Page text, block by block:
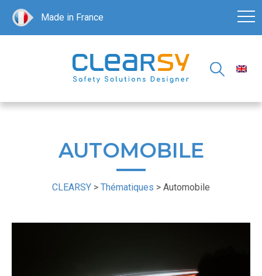
Made in France
AUTOMOBILE
CLEARSY > Thématiques > Automobile